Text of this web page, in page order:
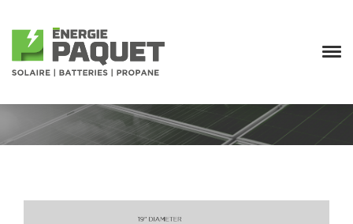
FOYER AU PROPANE